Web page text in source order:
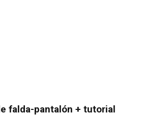
falda-pantalón + tutorial